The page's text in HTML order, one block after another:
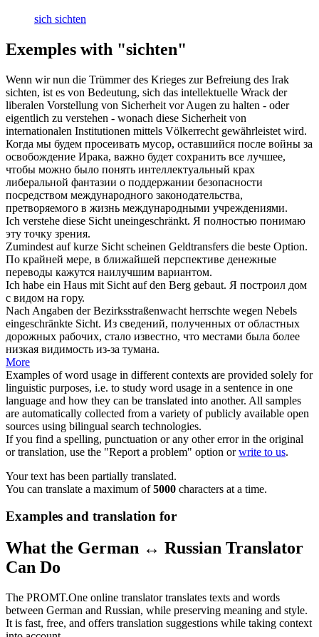
sich sichten
Exemples with "sichten"
Wenn wir nun die Trümmer des Krieges zur Befreiung des Irak
sichten, ist es von Bedeutung, sich das intellektuelle Wrack der
liberalen Vorstellung von Sicherheit vor Augen zu halten - oder
eigentlich zu verstehen - wonach diese Sicherheit von
internationalen Institutionen mittels Völkerrecht gewährleistet wird.
Когда мы будем просеивать мусор, оставшийся после войны за
освобождение Ирака, важно будет сохранить все лучшее,
чтобы можно было понять интеллектуальный крах
либеральной фантазии о поддержании безопасности
посредством международного законодательства,
претворяемого в жизнь международными учреждениями.
Ich verstehe diese Sicht uneingeschränkt. Я полностью понимаю
эту точку зрения.
Zumindest auf kurze Sicht scheinen Geldtransfers die beste Option.
По крайней мере, в ближайшей перспективе денежные
переводы кажутся наилучшим вариантом.
Ich habe ein Haus mit Sicht auf den Berg gebaut. Я построил дом
с видом на гору.
Nach Angaben der Bezirksstraßenwacht herrschte wegen Nebels
eingeschränkte Sicht. Из сведений, полученных от областных
дорожных рабочих, стало известно, что местами была более
низкая видимость из-за тумана.
More
Examples of word usage in different contexts are provided solely for
linguistic purposes, i.e. to study word usage in a sentence in one
language and how they can be translated into another. All samples
are automatically collected from a variety of publicly available open
sources using bilingual search technologies.
If you find a spelling, punctuation or any other error in the original
or translation, use the "Report a problem" option orwrite to us.
Your text has been partially translated.
You can translate a maximum of5000 characters at a time.
Examples and translation for
What the German ↔ Russian Translator
Can Do
The PROMT.One online translator translates texts and words
between German and Russian, while preserving meaning and style.
It is fast, free, and offers translation suggestions while taking context